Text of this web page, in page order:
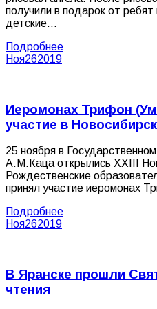
получили в подарок от
детские…
Подробнее
Ноя262019
Иеромонах Трифон
участие в
25 ноября в
А.М.Каца открылись XXIII
Рождественские
принял участие иеромонах
Подробнее
Ноя262019
В Яранске прошли
чтения